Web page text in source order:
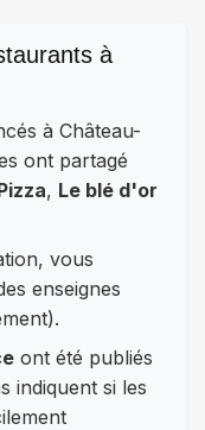
à
à Château-
ont partagé
, Le blé d'or
vous
enseignes
ont été publiés
indiquent si les